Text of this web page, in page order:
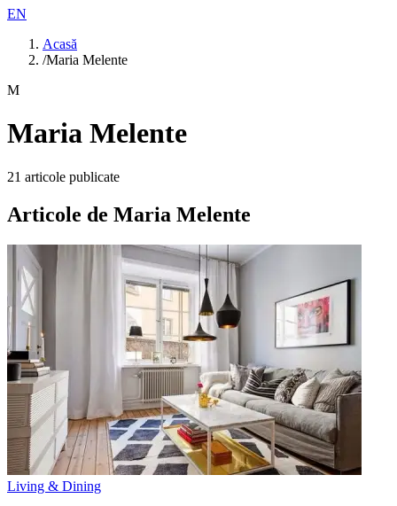
EN
Acasă
/Maria Melente
M
Maria Melente
21 articole publicate
Articole de Maria Melente
Living & Dining